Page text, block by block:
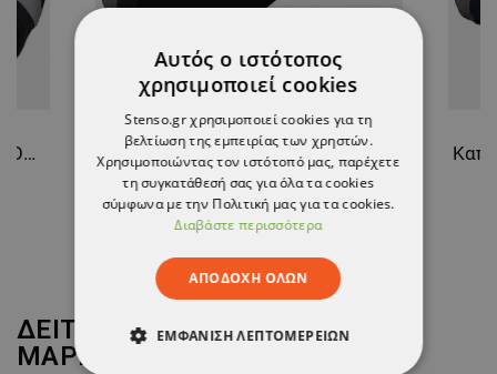
Καπέλο ασφαλείας NERIOX SPORT AIR BLACK
16,00 €
ΔΕΙΤΕ ΠΕΡΙΣΣΟΤΕΡΑ ΑΠΟ ΤΗ
ΜΑΡΚΑ
Αυτός ο ιστότοπος
χρησιμοποιεί cookies
Stenso.gr χρησιμοποιεί cookies για τη
βελτίωση της εμπειρίας των χρηστών.
Χρησιμοποιώντας τον ιστότοπό μας, παρέχετε
τη συγκατάθεσή σας για όλα τα cookies
σύμφωνα με την Πολιτική μας για τα cookies.
Διαβάστε περισσότερα
ΑΠΟΔΟΧΉ ΌΛΩΝ
ΕΜΦΆΝΙΣΗ ΛΕΠΤΟΜΕΡΕΙΏΝ